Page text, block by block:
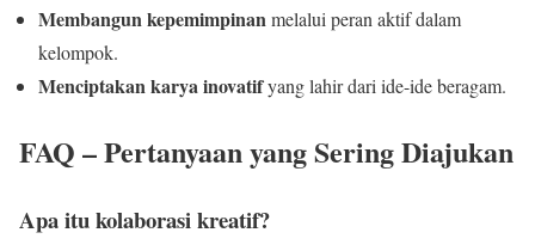
Membangun kepemimpinanmelalui peran aktif dalam
kelompok.
Menciptakan karya inovatifyang lahir dari ide-ide beragam.
FAQ – Pertanyaan yang Sering Diajukan
Apa itu kolaborasi kreatif?